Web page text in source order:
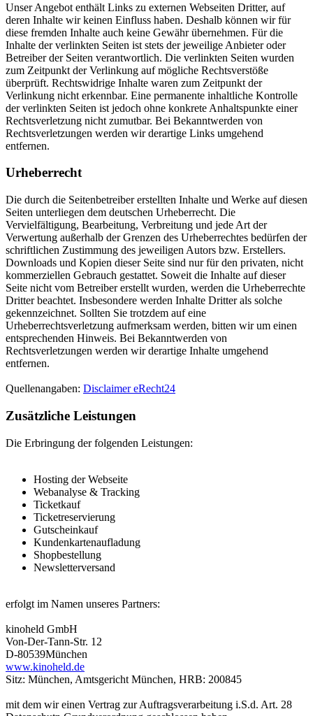
Unser Angebot enthält Links zu externen Webseiten Dritter, auf
deren Inhalte wir keinen Einfluss haben. Deshalb können wir für
diese fremden Inhalte auch keine Gewähr übernehmen. Für die
Inhalte der verlinkten Seiten ist stets der jeweilige Anbieter oder
Betreiber der Seiten verantwortlich. Die verlinkten Seiten wurden
zum Zeitpunkt der Verlinkung auf mögliche Rechtsverstöße
überprüft. Rechtswidrige Inhalte waren zum Zeitpunkt der
Verlinkung nicht erkennbar. Eine permanente inhaltliche Kontrolle
der verlinkten Seiten ist jedoch ohne konkrete Anhaltspunkte einer
Rechtsverletzung nicht zumutbar. Bei Bekanntwerden von
Rechtsverletzungen werden wir derartige Links umgehend
entfernen.
Urheberrecht
Die durch die Seitenbetreiber erstellten Inhalte und Werke auf diesen
Seiten unterliegen dem deutschen Urheberrecht. Die
Vervielfältigung, Bearbeitung, Verbreitung und jede Art der
Verwertung außerhalb der Grenzen des Urheberrechtes bedürfen der
schriftlichen Zustimmung des jeweiligen Autors bzw. Erstellers.
Downloads und Kopien dieser Seite sind nur für den privaten, nicht
kommerziellen Gebrauch gestattet. Soweit die Inhalte auf dieser
Seite nicht vom Betreiber erstellt wurden, werden die Urheberrechte
Dritter beachtet. Insbesondere werden Inhalte Dritter als solche
gekennzeichnet. Sollten Sie trotzdem auf eine
Urheberrechtsverletzung aufmerksam werden, bitten wir um einen
entsprechenden Hinweis. Bei Bekanntwerden von
Rechtsverletzungen werden wir derartige Inhalte umgehend
entfernen.
Quellenangaben: Disclaimer eRecht24
Zusätzliche Leistungen
Die Erbringung der folgenden Leistungen:
Hosting der Webseite
Webanalyse & Tracking
Ticketkauf
Ticketreservierung
Gutscheinkauf
Kundenkartenaufladung
Shopbestellung
Newsletterversand
erfolgt im Namen unseres Partners:
kinoheld GmbH
Von-Der-Tann-Str. 12
D-80539München
www.kinoheld.de
Sitz: München, Amtsgericht München, HRB: 200845
mit dem wir einen Vertrag zur Auftragsverarbeitung i.S.d. Art. 28